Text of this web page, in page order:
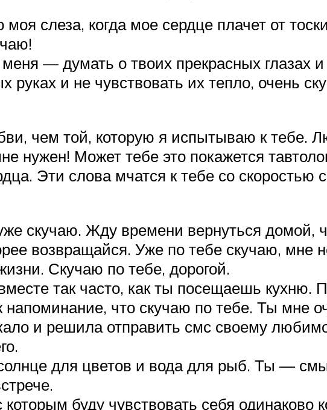
слеза, когда мое сердце плачет от
— думать о твоих прекрасных глазах
руках и не чувствовать их тепло, очень
чем той, которую я испытываю к тебе.
нужен! Может тебе это покажется
Эти слова мчатся к тебе со скоростью
скучаю. Жду времени вернуться домой,
возвращайся. Уже по тебе скучаю, мне
Скучаю по тебе, дорогой.
так часто, как ты посещаешь кухню.
напоминание, что скучаю по тебе. Ты мне
и решила отправить смс своему
для цветов и вода для рыб. Ты —
буду чувствовать себя одинаково